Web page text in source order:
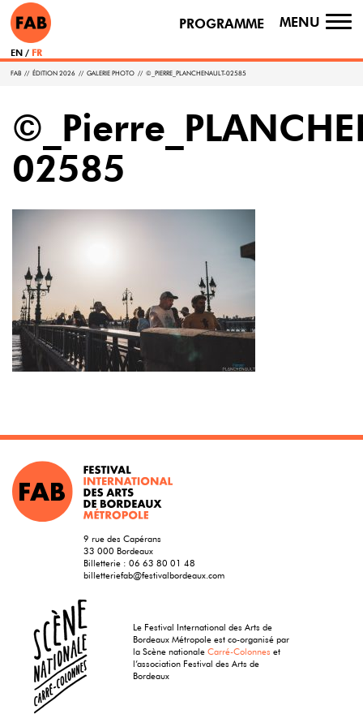
PROGRAMME MENU
EN FR
FAB // ÉDITION 2026 // GALERIE PHOTO // ©_PIERRE_PLANCHENAULT-02585
02585
9 rue des Capérans
33 000 Bordeaux
Billetterie : 06 63 80 01 48
billetteriefab@festivalbordeaux.com
Le Festival International des Arts de
Bordeaux Métropole est co-organisé par
la Scène nationaleCarré-Colonnes et
l’association Festival des Arts de
Bordeaux